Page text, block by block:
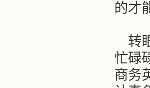
的才
转
忙碌
商务